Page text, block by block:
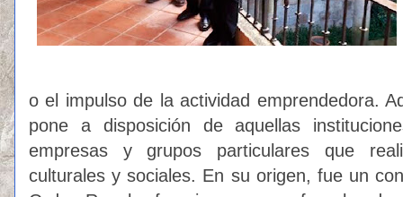
o el impulso de la actividad emprendedora.
pone a disposición de aquellas
empresas y grupos particulares que
culturales y sociales. En su origen, fue un